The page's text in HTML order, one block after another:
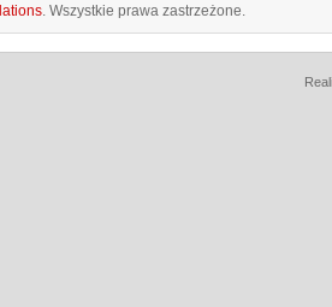
. Wszystkie prawa zastrzeżone.